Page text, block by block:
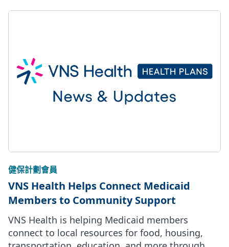
健保計劃會員
VNS Health Helps Connect Medicaid
Members to Community Support
VNS Health is helping Medicaid members
connect to local resources for food, housing,